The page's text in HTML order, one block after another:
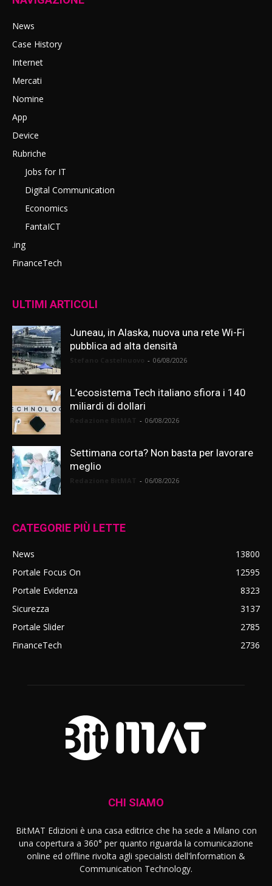
News
Case History
Internet
Mercati
Nomine
App
Device
Rubriche
Jobs for IT
Digital Communication
Economics
FantaICT
.ing
FinanceTech
ULTIMI ARTICOLI
Juneau, in Alaska, nuova una rete Wi-Fi
pubblica ad alta densità
- 06/08/2026
L’ecosistema Tech italiano sfiora i 140
miliardi di dollari
- 06/08/2026
Settimana corta? Non basta per lavorare
meglio
- 06/08/2026
CATEGORIE PIÙ LETTE
News
13800
Portale Focus On
12595
Portale Evidenza
8323
Sicurezza
3137
Portale Slider
2785
FinanceTech
2736
CHI SIAMO
BitMAT Edizioni è una casa editrice che ha sede a Milano con
una copertura a 360° per quanto riguarda la comunicazione
online ed offline rivolta agli specialisti dell'lnformation &
Communication Technology.